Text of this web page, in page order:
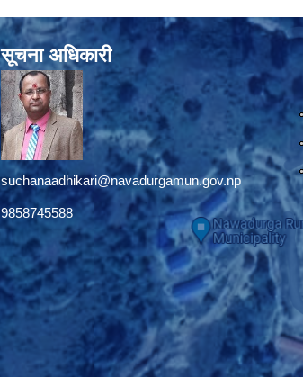
सूचना अधिकारी
suchanaadhikari@navadurgamun.gov.np
9858745588